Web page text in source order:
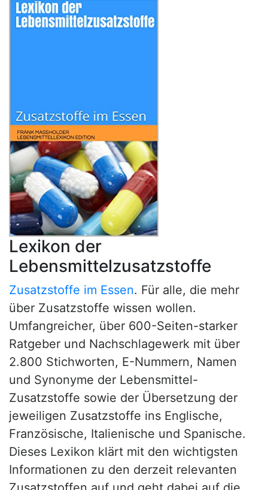
Lexikon der
Lebensmittelzusatzstoffe
Zusatzstoffe im Essen. Für alle, die mehr
über Zusatzstoffe wissen wollen.
Umfangreicher, über 600-Seiten-starker
Ratgeber und Nachschlagewerk mit über
2.800 Stichworten, E-Nummern, Namen
und Synonyme der Lebensmittel-
Zusatzstoffe sowie der Übersetzung der
jeweiligen Zusatzstoffe ins Englische,
Französische, Italienische und Spanische.
Dieses Lexikon klärt mit den wichtigsten
Informationen zu den derzeit relevanten